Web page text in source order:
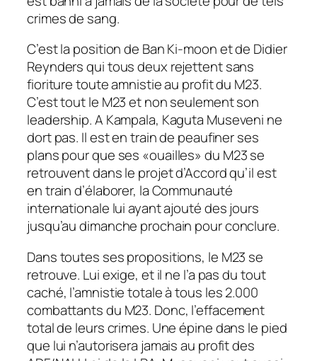
crimes de sang.
C’est la position de Ban Ki-moon et de Didier
Reynders qui tous deux rejettent sans
fioriture toute amnistie au profit du M23.
C’est tout le M23 et non seulement son
leadership. A Kampala, Kaguta Museveni ne
dort pas. Il est en train de peaufiner ses
plans pour que ses «ouailles» du M23 se
retrouvent dans le projet d’Accord qu’il est
en train d’élaborer, la Communauté
internationale lui ayant ajouté des jours
jusqu’au dimanche prochain pour conclure.
Dans toutes ses propositions, le M23 se
retrouve. Lui exige, et il ne l’a pas du tout
caché, l’amnistie totale à tous les 2.000
combattants du M23. Donc, l’effacement
total de leurs crimes. Une épine dans le pied
que lui n’autorisera jamais au profit des